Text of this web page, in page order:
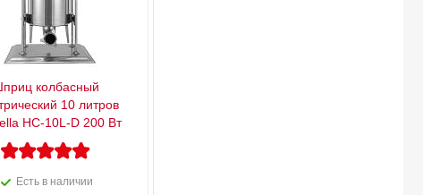
колбасный
10 литров
HC-10L-D 200 Вт
Есть в наличии